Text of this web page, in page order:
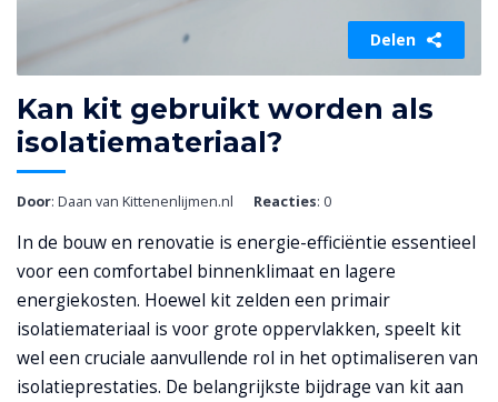
Delen
Kan kit gebruikt worden als
isolatiemateriaal?
Door: Daan van Kittenenlijmen.nl Reacties: 0
In de bouw en renovatie is energie-efficiëntie essentieel
voor een comfortabel binnenklimaat en lagere
energiekosten. Hoewel kit zelden een primair
isolatiemateriaal is voor grote oppervlakken, speelt kit
wel een cruciale aanvullende rol in het optimaliseren van
isolatieprestaties. De belangrijkste bijdrage van kit aan